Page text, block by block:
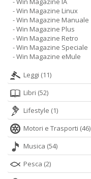
- Win Magazine Linux
- Win Magazine Manuale
- Win Magazine Plus
- Win Magazine Retro
- Win Magazine Speciale
- Win Magazine eMule
Leggi (11)
Libri (52)
Lifestyle (1)
Motori e Trasporti (46)
Musica (54)
Pesca (2)